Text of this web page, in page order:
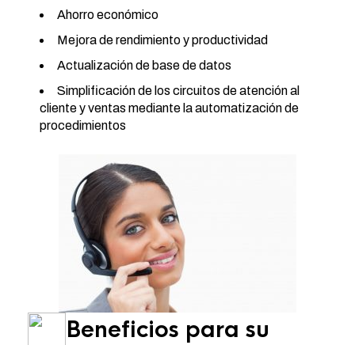
Ahorro económico
Mejora de rendimiento y productividad
Actualización de base de datos
Simplificación de los circuitos de atención al
cliente y ventas mediante la automatización de
procedimientos
Beneficios para su